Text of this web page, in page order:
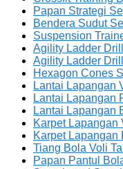
Papan Strategi
Bendera Sudut
Suspension
Agility Ladder
Agility Ladder
Hexagon Cones
Lantai Lapangan
Lantai Lapangan
Lantai Lapangan
Karpet Lapangan
Karpet Lapangan
Tiang Bola Voli
Papan Pantul